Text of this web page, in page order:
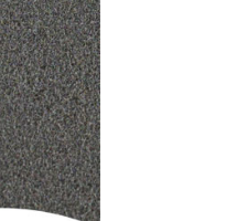
關給付款項請
方可使用
司不負相關責
況，依本公司
公司將視審查
意使用之情